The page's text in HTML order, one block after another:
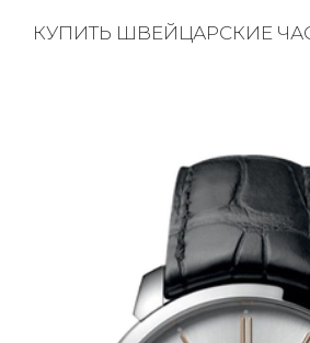
КУПИТЬ ШВЕЙЦАРСКИЕ